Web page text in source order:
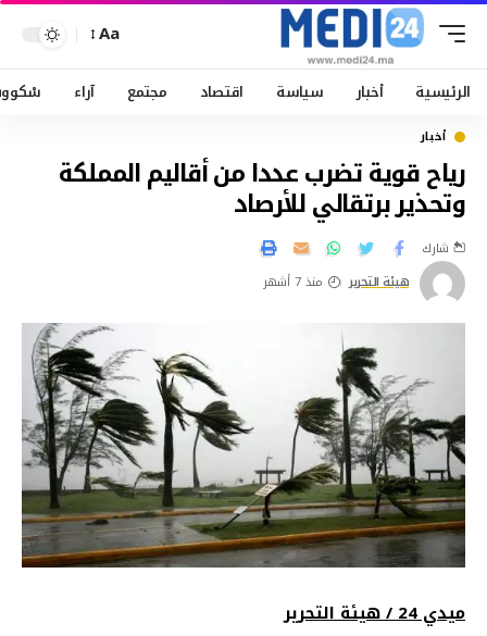
Aa
الرئيسية أخبار سياسة اقتصاد مجتمع آراء
أخبار
رياح قوية تضرب عددا من أقاليم المملكة
وتحذير برتقالي للأرصاد
هيئة التحرير منذ 7 أشهر
شارك
ميدي 24 / هيئة التحرير